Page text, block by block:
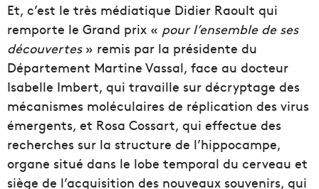
Et, c’est le très médiatique Didier Raoult qui
remporte le Grand prix « pour l’ensemble de ses
découvertes» remis par la présidente du
Département Martine Vassal, face au docteur
Isabelle Imbert, qui travaille sur décryptage des
mécanismes moléculaires de réplication des virus
émergents, et Rosa Cossart, qui effectue des
recherches sur la structure de l’hippocampe,
organe situé dans le lobe temporal du cerveau et
siège de l’acquisition des nouveaux souvenirs, qui